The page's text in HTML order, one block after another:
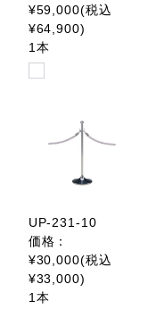
¥59,000(税込
¥64,900)
1本
UP-231-10
価格：
¥30,000(税込
¥33,000)
1本